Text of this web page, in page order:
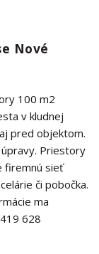
Nové
100 m2
v kludnej
pred objektom.
Priestory
firemnú sieť
či pobočka.
ma
628